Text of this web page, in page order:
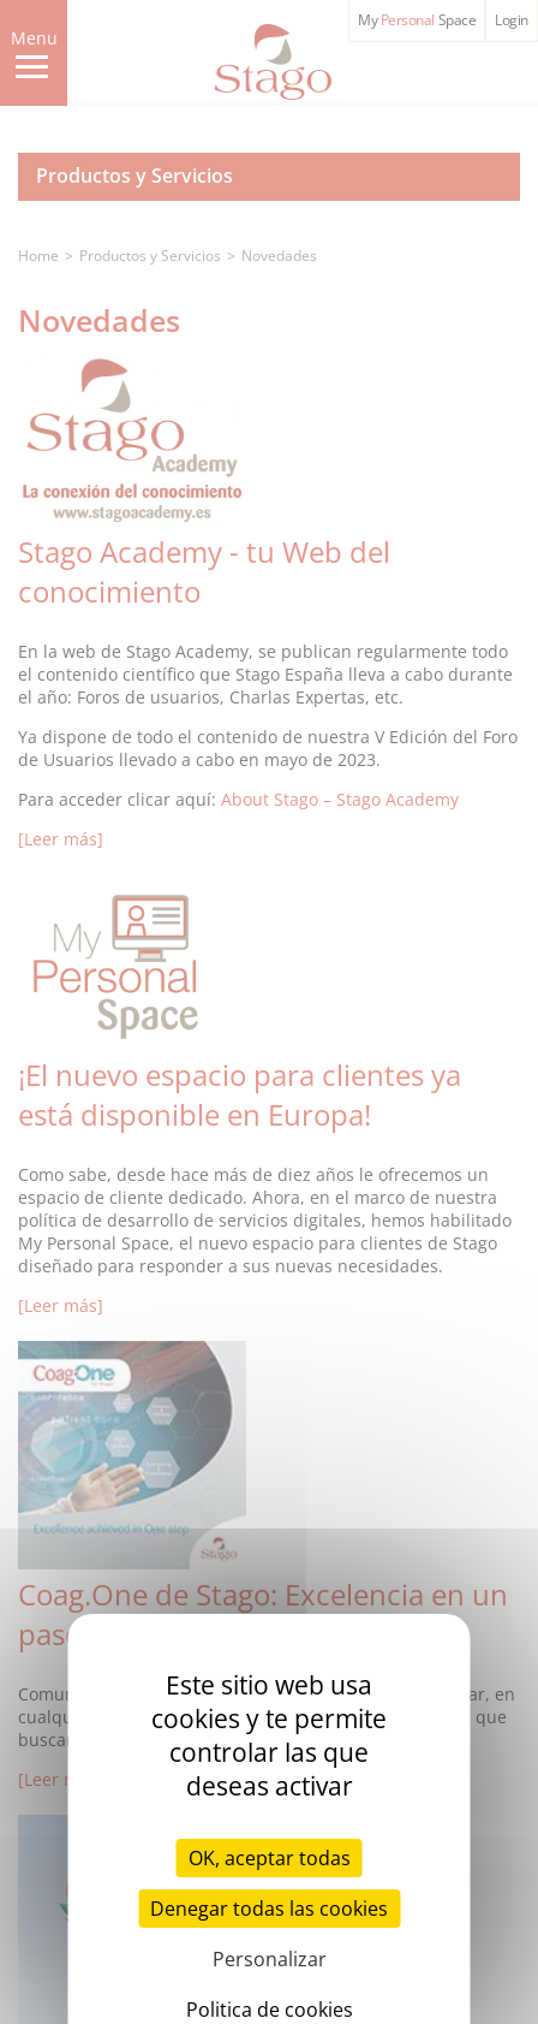
to
main
content
Menu
MyPersonal Space Login
Productos y Servicios
Home Productos y Servicios Novedades
Novedades
Stago Academy - tu Web del
conocimiento
En la web de Stago Academy, se publican regularmente todo
el contenido científico que Stago España lleva a cabo durante
el año: Foros de usuarios, Charlas Expertas, etc.
Ya dispone de todo el contenido de nuestra V Edición del Foro
de Usuarios llevado a cabo en mayo de 2023.
Para acceder clicar aquí: About Stago – Stago Academy
[Leer más]
¡El nuevo espacio para clientes ya
está disponible en Europa!
Como sabe, desde hace más de diez años le ofrecemos un
espacio de cliente dedicado. Ahora, en el marco de nuestra
política de desarrollo de servicios digitales, hemos habilitado
My Personal Space, el nuevo espacio para clientes de Stago
diseñado para responder a sus nuevas necesidades.
[Leer más]
Coag.One de Stago: Excelencia en un
paso
Comunicar e intercambiar información en cualquier lugar, en
cualquier momento, es importante para los laboratorios que
buscan adaptarse a la evolución de la patología clínica.
[Leer más]
Este sitio web usa
cookies y te permite
controlar las que
deseas activar
OK, aceptar todas
Denegar todas las cookies
Personalizar
Politica de cookies